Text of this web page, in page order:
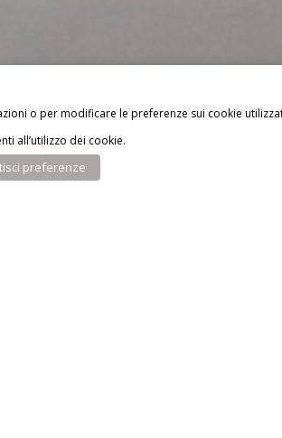
o per modificare le preferenze sui cookie
all’utilizzo dei cookie.
preferenze